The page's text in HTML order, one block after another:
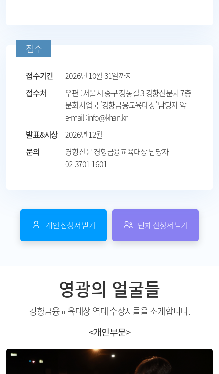
접수
접수기간
2026년 10월 31일까지
접수처
우편 : 서울시 중구 정동길 3 경향신문사 7층
문화사업국 ‘경향금융교육대상’ 담당자 앞
e-mail : info@khan.kr
발표&시상
2026년 12월
문의
경향신문 경향금융교육대상 담당자
02-3701-1601
개인 신청서 받기 단체 신청서 받기
영광의 얼굴들
경향금융교육대상 역대 수상자들을 소개합니다.
<개인 부문>